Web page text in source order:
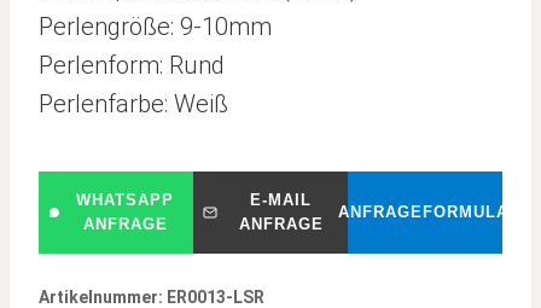
Perlengröße: 9-10mm
Perlenform: Rund
Perlenfarbe: Weiß
WHATSAPP
ANFRAGE
E-MAIL
ANFRAGE
ANFRAGEFORMULAR
Artikelnummer: ER0013-LSR